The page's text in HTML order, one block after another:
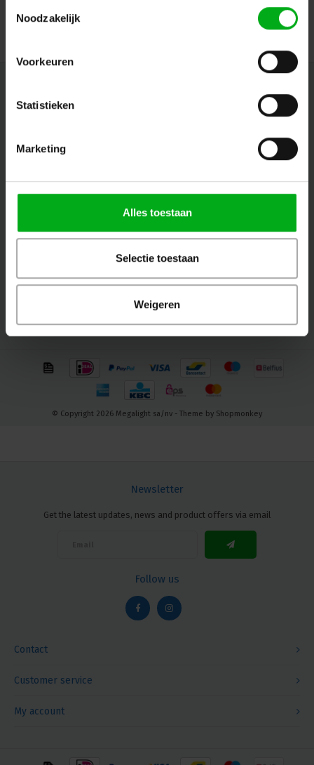
Noodzakelijk
Voorkeuren
Statistieken
Marketing
Alles toestaan
Selectie toestaan
Weigeren
Get the latest updates, news and product offers via email
Follow us
Customer service
© Copyright 2026 Megalight sa/nv - Theme by Shopmonkey
Contact
Newsletter
Get the latest updates, news and product offers via email
Follow us
Customer service
My account